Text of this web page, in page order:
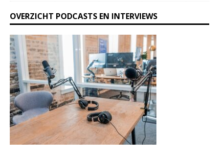
t
h
i
s
f
i
e
l
d
b
l
a
n
OVERZICHT PODCASTS EN INTERVIEWS